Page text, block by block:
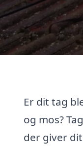
Er dit tag
og mos?
der giver